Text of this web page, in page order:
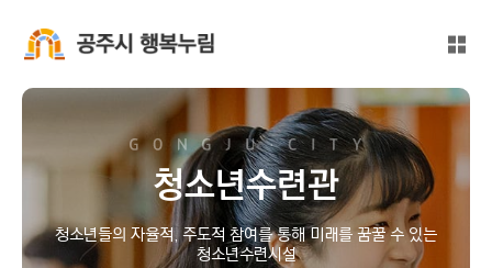
전체
청소년수련관
청소년들의 자율적, 주도적 참여를 통해 미래를 꿈꿀 수 있는
청소년수련시설